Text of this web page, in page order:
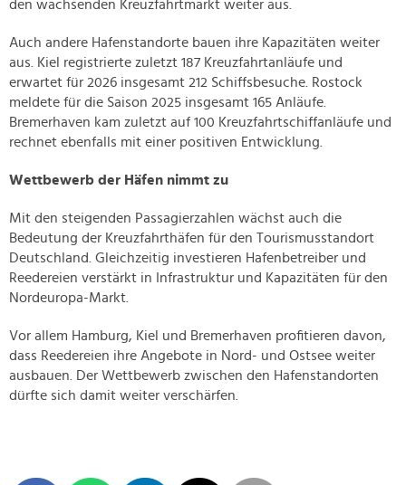
den wachsenden Kreuzfahrtmarkt weiter aus.
Auch andere Hafenstandorte bauen ihre Kapazitäten weiter
aus. Kiel registrierte zuletzt 187 Kreuzfahrtanläufe und
erwartet für 2026 insgesamt 212 Schiffsbesuche. Rostock
meldete für die Saison 2025 insgesamt 165 Anläufe.
Bremerhaven kam zuletzt auf 100 Kreuzfahrtschiffanläufe und
rechnet ebenfalls mit einer positiven Entwicklung.
Wettbewerb der Häfen nimmt zu
Mit den steigenden Passagierzahlen wächst auch die
Bedeutung der Kreuzfahrthäfen für den Tourismusstandort
Deutschland. Gleichzeitig investieren Hafenbetreiber und
Reedereien verstärkt in Infrastruktur und Kapazitäten für den
Nordeuropa-Markt.
Vor allem Hamburg, Kiel und Bremerhaven profitieren davon,
dass Reedereien ihre Angebote in Nord- und Ostsee weiter
ausbauen. Der Wettbewerb zwischen den Hafenstandorten
dürfte sich damit weiter verschärfen.